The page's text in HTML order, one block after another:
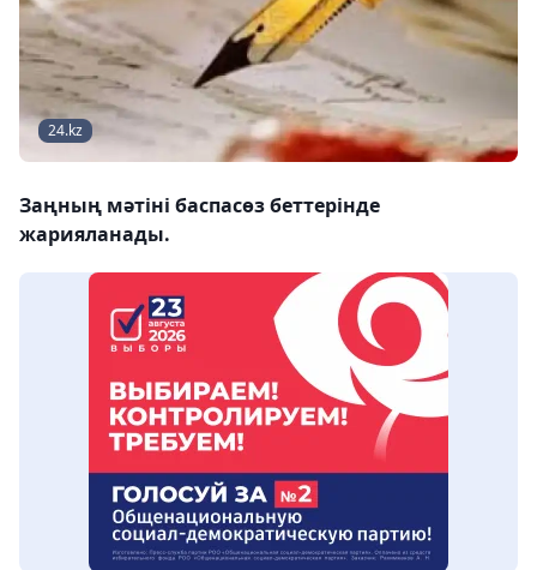
24.kz
Заңның мәтіні баспасөз беттерінде
жарияланады.